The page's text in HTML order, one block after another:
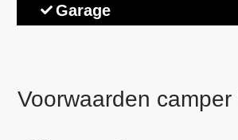
Garage
Voorwaarden camper